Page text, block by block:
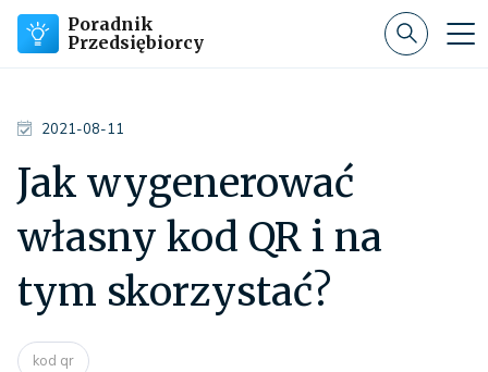
Poradnik
Przedsiębiorcy
2021-08-11
Jak wygenerować
własny kod QR i na
tym skorzystać?
kod qr